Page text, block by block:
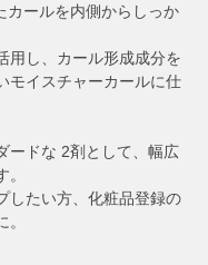
カールを内側からしっか
用し、カール形成成分を
モイスチャーカールに仕
ードな 2剤として、幅広
したい方、化粧品登録の